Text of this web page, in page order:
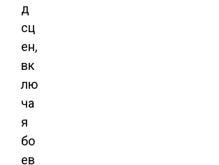
д
сц
ен,
вк
лю
ча
я
бо
ев